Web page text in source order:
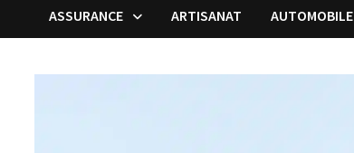
ASSURANCE ARTISANAT AUTOMOBILE